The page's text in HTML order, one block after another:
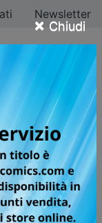
× Chiudi
Newsletter
UNA
PIU'